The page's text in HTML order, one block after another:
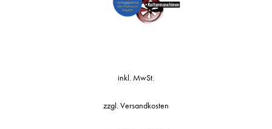
inkl. MwSt.
zzgl.Versandkosten